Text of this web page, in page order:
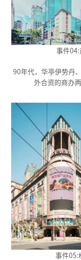
事件04:
90年代，华亭伊势丹
外合资的商办
事件05: